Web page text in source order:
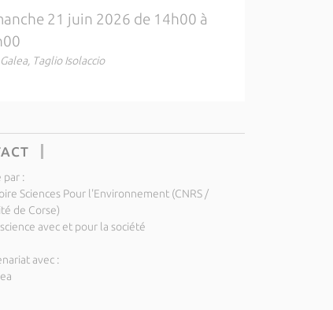
21 juin 2026 de 14h00 à
Taglio Isolaccio
par :
Sciences Pour l'Environnement (CNRS /
de Corse)
avec et pour la société
avec :